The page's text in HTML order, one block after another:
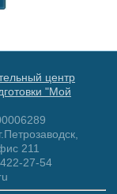
центр
"Мой
211
27-54